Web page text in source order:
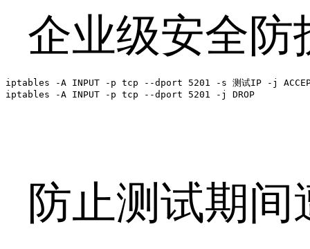
企业级安全防
iptables -A INPUT -p tcp --dport 5201 -s 测试IP -j
iptables -A INPUT -p tcp --dport 5201 -j DROP
防止测试期